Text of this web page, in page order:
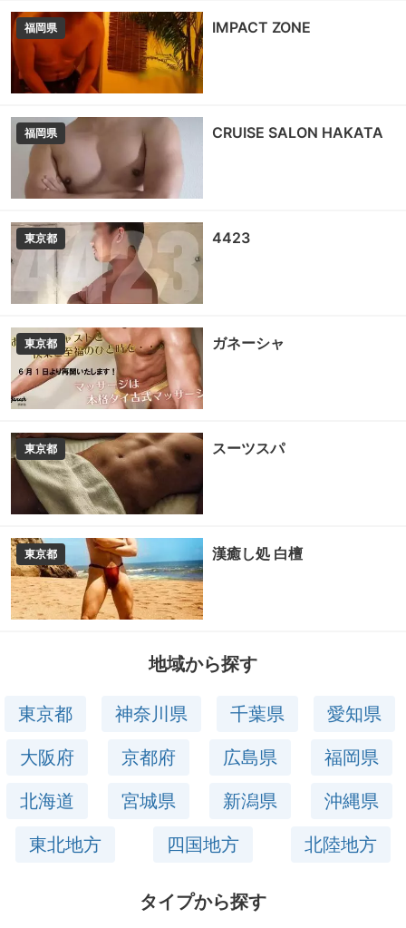
福岡県 IMPACT ZONE
福岡県 CRUISE SALON HAKATA
東京都 4423
東京都 ガネーシャ
東京都 スーツスパ
東京都 漢癒し処 白檀
地域から探す
東京都 神奈川県 千葉県
愛知県
大阪府
京都府 広島県
福岡県
北海道
宮城県 新潟県
沖縄県
東北地方
四国地方 北陸地方
タイプから探す